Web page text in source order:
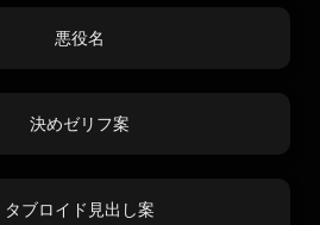
悪役名
決めゼリフ案
タブロイド見出し案